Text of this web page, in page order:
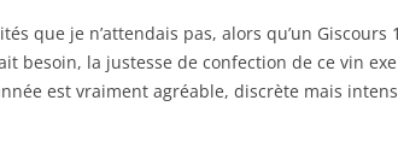
que je n’attendais pas, alors qu’un
besoin, la justesse de confection de ce vin
est vraiment agréable, discrète mais